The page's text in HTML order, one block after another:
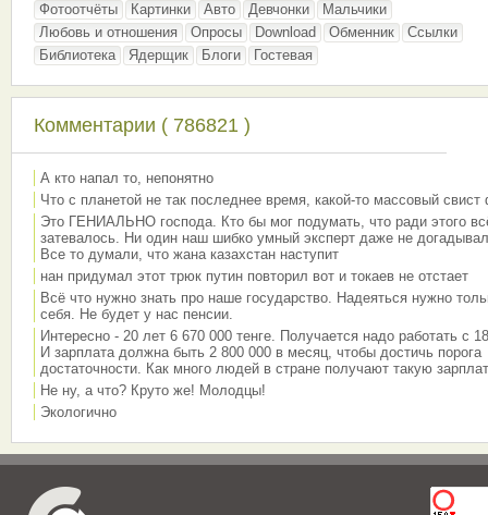
Фотоотчёты
Картинки Авто Девчонки
Мальчики
Любовь и отношения
Опросы Download Обменник
Ссылки
Библиотека
Ядерщик Блоги Гостевая
Комментарии ( 786821 )
А кто напал то, непонятно
Что с планетой не так последнее время, какой-то массовый свист
Это ГЕНИАЛЬНО господа. Кто бы мог подумать, что ради этого
затевалось. Ни один наш шибко умный эксперт даже не
Все то думали, что жана казахстан наступит
нан придумал этот трюк путин повторил вот и токаев не отстает
Всё что нужно знать про наше государство. Надеяться нужно
себя. Не будет у нас пенсии.
Интересно - 20 лет 6 670 000 тенге. Получается надо работать с
И зарплата должна быть 2 800 000 в месяц, чтобы достичь порога
достаточности. Как много людей в стране получают такую
Не ну, а что? Круто же! Молодцы!
Экологично